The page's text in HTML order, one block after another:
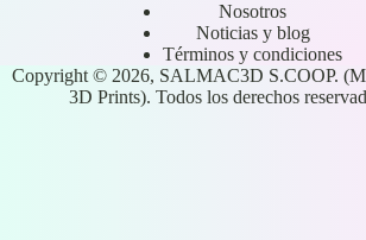
Nosotros
Noticias y blog
Términos y condiciones
Copyright © 2026, SALMAC3D S.COOP.
3D Prints). Todos los derechos